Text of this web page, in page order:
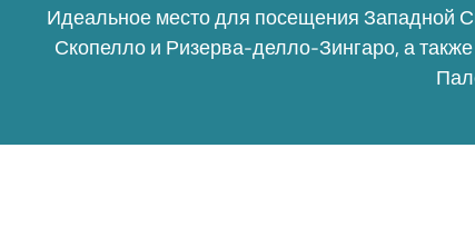
Идеальное место для посещения Западной
Скопелло и Ризерва-делло-Зингаро, а